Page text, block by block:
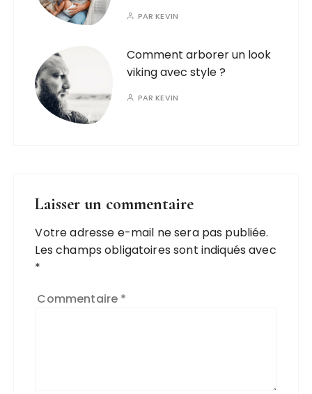
PARKEVIN
Comment arborer un look
viking avec style ?
PARKEVIN
Laisser un commentaire
Votre adresse e-mail ne sera pas publiée.
Les champs obligatoires sont indiqués avec
*
Commentaire *